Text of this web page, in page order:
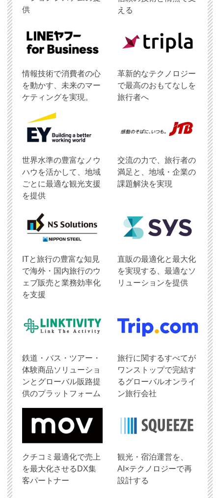
供
える
情報技術で消費者の心
を動かす、未来のマー
ケティングを実現。
革新的なテクノロジー
で最高のおもてなしを
旅行者へ
世界水準の豊富なノウ
ハウを活かして、地域
ごとに最適な観光支援
を提供
交流の力で、旅行者の
満足と、地域・企業の
課題解決を実現
ITと旅行の豊富な知見
で海外・国内旅行のウ
ェブ販売と業務効率化
を支援
直販の最適化と最大化
を実現する、最適なソ
リューションを提供
鉄道・バス・ツアー・
体験商品ソリューショ
ンとグローバル販路提
供のプラットフォーム
旅行に関するすべてが
ワンストップで完結す
るグローバルオンライ
ン旅行会社
クチコミ最適化で売上
を最大化させるDX集
客パートナー
観光・宿泊運営を、
AI×テクノロジーで再
設計する